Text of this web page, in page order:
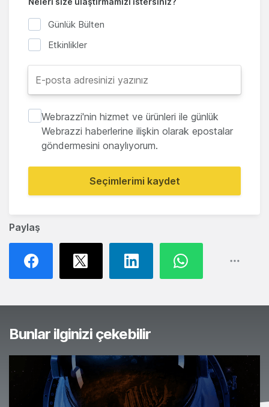
Paylaş
Günlük Bülten
Etkinlikler
Webrazzi'nin hizmet ve ürünleri ile günlük
Webrazzi haberlerine ilişkin olarak epostalar
göndermesini onaylıyorum.
Seçimlerimi kaydet
Bunlar ilginizi çekebilir